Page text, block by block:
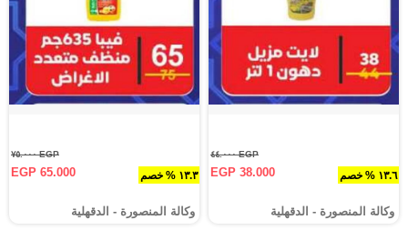
١٣.٦ % خصم
EGP ٤٤.٠٠٠
EGP 38.000
وكالة المنصورة - الدقهلية‎
١٣.٣ % خصم
EGP ٧٥.٠٠٠
EGP 65.000
وكالة المنصورة - الدقهلية‎